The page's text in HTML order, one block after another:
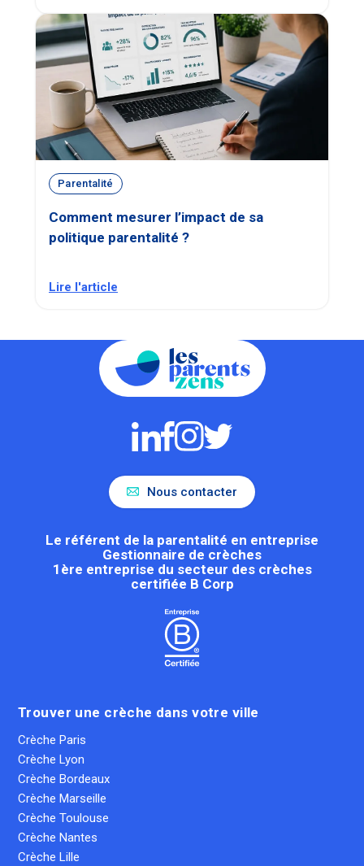
Parentalité
Comment mesurer l’impact de sa
politique parentalité ?
Lire l'article
Nous contacter
Le référent de la parentalité en entreprise
Gestionnaire de crèches
1ère entreprise du secteur des crèches
certifiée B Corp
Trouver une crèche dans votre ville
Crèche Paris
Crèche Lyon
Crèche Bordeaux
Crèche Marseille
Crèche Toulouse
Crèche Nantes
Crèche Lille